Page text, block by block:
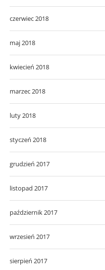
czerwiec 2018
maj 2018
kwiecień 2018
marzec 2018
luty 2018
styczeń 2018
grudzień 2017
listopad 2017
październik 2017
wrzesień 2017
sierpień 2017